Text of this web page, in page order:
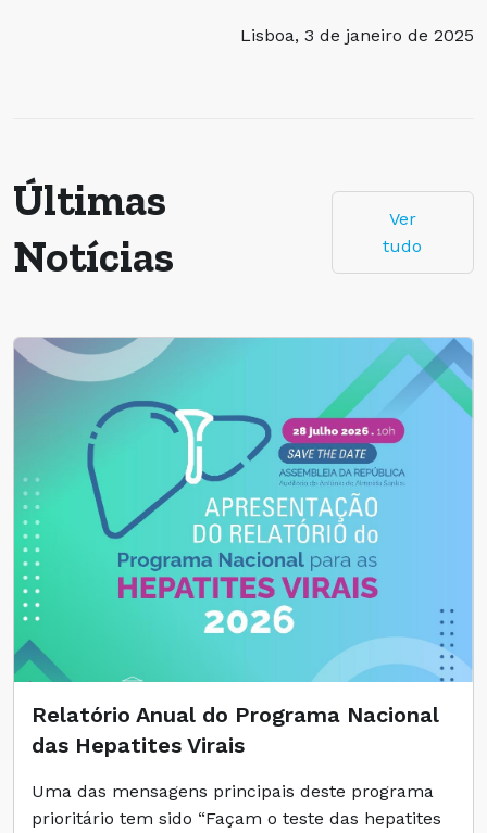
Lisboa, 3 de janeiro de 2025
Últimas
Notícias
Ver
tudo
Relatório Anual do Programa Nacional
das Hepatites Virais
Uma das mensagens principais deste programa
prioritário tem sido “Façam o teste das hepatites